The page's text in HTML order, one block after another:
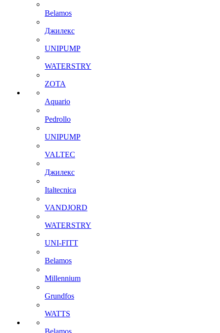
Belamos
Джилекс
UNIPUMP
WATERSTRY
ZOTA
Aquario
Pedrollo
UNIPUMP
VALTEC
Джилекс
Italtecnica
VANDJORD
WATERSTRY
UNI-FITT
Belamos
Millennium
Grundfos
WATTS
Belamos